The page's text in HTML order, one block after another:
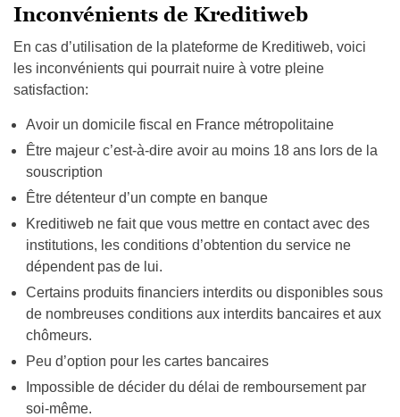
Inconvénients de Kreditiweb
En cas d’utilisation de la plateforme de Kreditiweb, voici
les inconvénients qui pourrait nuire à votre pleine
satisfaction:
Avoir un domicile fiscal en France métropolitaine
Être majeur c’est-à-dire avoir au moins 18 ans lors de la
souscription
Être détenteur d’un compte en banque
Kreditiweb ne fait que vous mettre en contact avec des
institutions, les conditions d’obtention du service ne
dépendent pas de lui.
Certains produits financiers interdits ou disponibles sous
de nombreuses conditions aux interdits bancaires et aux
chômeurs.
Peu d’option pour les cartes bancaires
Impossible de décider du délai de remboursement par
soi-même.